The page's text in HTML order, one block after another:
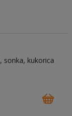
sonka kukorica